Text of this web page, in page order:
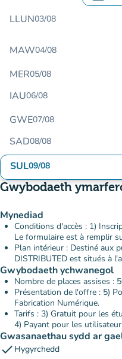
LLUN03/08
MAW04/08
MER05/08
IAU06/08
GWE07/08
SAD08/08
SUL09/08
Gwybodaeth
Mynediad
Conditions d'accès : 1)
Le formulaire est à remplir
Plan intérieur : Destiné aux
DISTRIBUTED est situés à
Gwybodaeth ychwanegol
Nombre de places assises :
Présentation de l'offre : 5)
Fabrication Numérique.
Tarifs : 3) Gratuit pour les
4) Payant pour les
Gwasanaethau sydd ar
check Hygyrchedd